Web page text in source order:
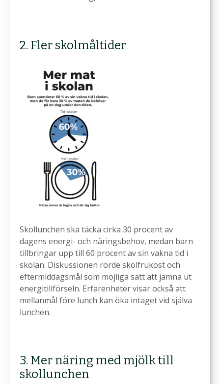
2. Fler skolmåltider
Skollunchen ska täcka cirka 30 procent av
dagens energi- och näringsbehov, medan barn
tillbringar upp till 60 procent av sin vakna tid i
skolan. Diskussionen rörde skolfrukost och
eftermiddagsmål som möjliga sätt att jämna ut
energitillförseln. Erfarenheter visar också att
mellanmål före lunch kan öka intaget vid själva
lunchen.
3. Mer näring med mjölk till
skollunchen